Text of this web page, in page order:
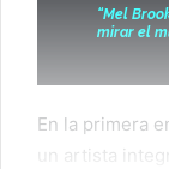
“Mel
mirar el
En la primera
un artista